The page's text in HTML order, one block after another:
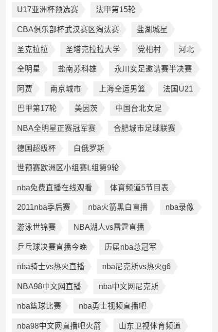
U17亚洲杯预选赛 法甲第15轮
CBA俱乐部杯武汉赛区淘汰赛 盐湖城星
圣克拉拉 圣塔克拉拉大学 党相村 河北
全明星 盐南苏科雄 永川女足邀请赛半决赛
阿贾 南京城市 上海全运男篮 法国U21
巴甲第17轮 美因茨 中国台北女足
NBA全明星正赛冠军赛 合肥城市足球联赛
德国超级杯 白俄罗斯
世预赛欧洲区小组赛L组第9轮
nba免费直播在线观看 体育频道5节目表
2011nba季后赛 nba火箭黑白直播 nba录像
游泳世锦赛 NBA湖人vs雷霆直播
乒乓球决赛直播今晚 历届nba总冠军
nba骑士vs热火直播 nba尼克斯vs热火g6
NBA98中文网直播 nba中文网尼克斯
nba篮球比赛 nba勇士视频直播吧
nba98中文网直播吧火箭 山东卫视体育频道